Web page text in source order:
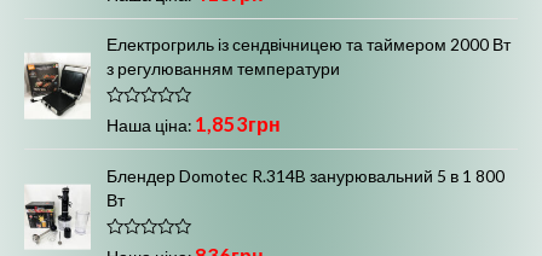
ц
і
н
е
н
в
з
5
Електрогриль із сендвічницею та таймером 2000 Вт
з регулюванням температури
О
ц
і
н
е
н
в
Наша ціна: 1,853грн
Блендер Domotec R.314B занурювальний 5 в 1 800
Вт
О